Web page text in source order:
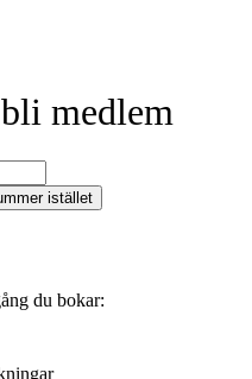
medlem
istället
du bokar: